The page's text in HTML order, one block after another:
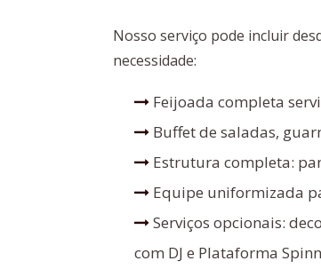
Nosso serviço pode incluir
necessidade:
Feijoada completa
Buffet de saladas,
Estrutura completa:
Equipe uniformizada
Serviços opcionais:
com DJ e Plataforma